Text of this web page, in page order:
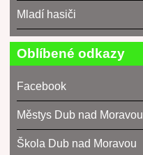
Mladí hasiči
Oblíbené odkazy
Facebook
Městys Dub nad Moravou
Škola Dub nad Moravou